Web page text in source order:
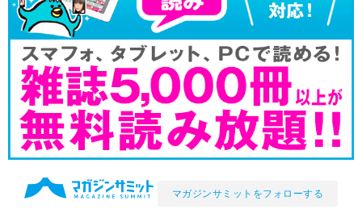
マガジンサミットをフォローする